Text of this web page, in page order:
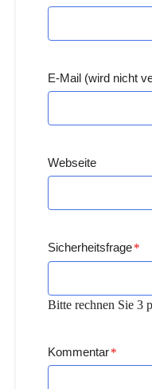
E-Mail (wird nicht
Webseite
Sicherheitsfrage*
Bitte rechnen Sie 3
Kommentar*